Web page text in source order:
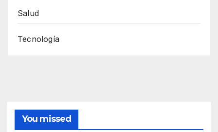
Salud
Tecnología
You missed